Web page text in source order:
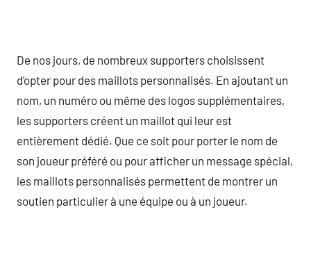
De nos jours, de nombreux supporters choisissent
d’opter pour des maillots personnalisés. En ajoutant un
nom, un numéro ou même des logos supplémentaires,
les supporters créent un maillot qui leur est
entièrement dédié. Que ce soit pour porter le nom de
son joueur préféré ou pour afficher un message spécial,
les maillots personnalisés permettent de montrer un
soutien particulier à une équipe ou à un joueur.